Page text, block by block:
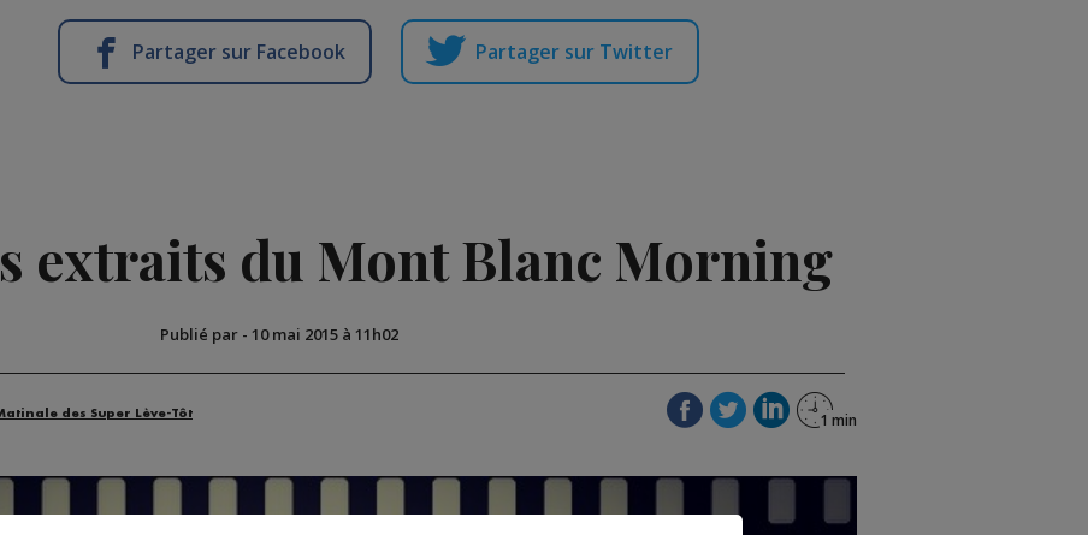
Partager sur Facebook Partager sur Twitter
extraits du Mont Blanc Morning
Publié par - 10 mai 2015 à 11h02
des Super Lève-Tôt